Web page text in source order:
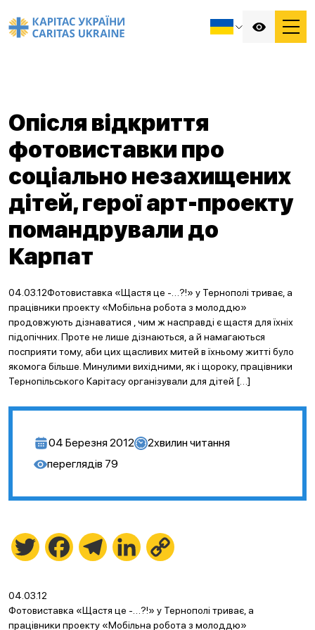
Опісля відкриття
фотовиставки про
соціально незахищених
дітей, герої арт-проекту
помандрували до
Карпат
04.03.12Фотовиставка «Щастя це -…?!» у Тернополі триває, а
працівники проекту «Мобільна робота з молоддю»
продовжують дізнаватися , чим ж насправді є щастя для їхніх
підопічних. Проте не лише дізнаються, а й намагаються
посприяти тому, аби цих щасливих митей в їхньому житті було
якомога більше. Минулими вихідними, як і щороку, працівники
Тернопільського Карітасу організували для дітей […]
04 Березня 2012 2хвилин читання
переглядів 79
Twitter FacebookTelegramLinkedIn
04.03.12
Фотовиставка «Щастя це -…?!» у Тернополі триває, а
працівники проекту «Мобільна робота з молоддю»